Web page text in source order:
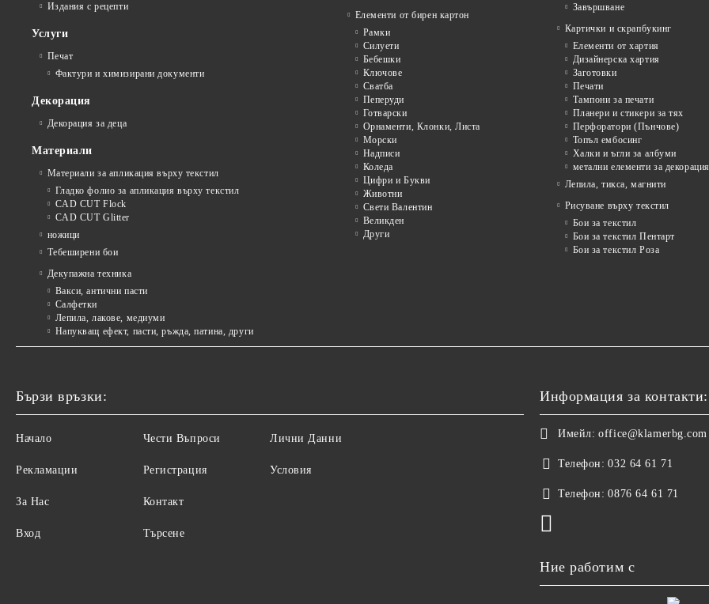
Издания с рецепти
Услуги
Печат
Фактури и химизирани документи
Декорация
Декорация за деца
Материали
Материали за апликация върху текстил
Гладко фолио за апликация върху текстил
CAD CUT Flock
CAD CUT Glitter
ножици
Тебеширени бои
Декупажна техника
Вакси, антични пасти
Салфетки
Лепила, лакове, медиуми
Напукващ ефект, пасти, ръжда, патина, други
Елементи от бирен картон
Рамки
Силуети
Бебешки
Ключове
Сватба
Пеперуди
Готварски
Орнаменти, Клонки, Листа
Морски
Надписи
Коледа
Цифри и Букви
Животни
Свети Валентин
Великден
Други
Завършване
Картички и скрапбукинг
Елементи от хартия
Дизайнерска хартия
Заготовки
Печати
Тампони за печати
Планери и стикери за тях
Перфоратори (Пънчове)
Топъл ембосинг
Халки и ъгли за албуми
метални елементи за декорация
Лепила, тикса, магнити
Рисуване върху текстил
Бои за текстил
Бои за текстил Пентарт
Бои за текстил Роза
Бързи връзки:
Начало
Рекламации
За Нас
Вход
Чести Въпроси
Регистрация
Контакт
Търсене
Лични Данни
Условия
Информация за контакти:
Имейл: office@klamerbg.com
Телефон: 032 64 61 71
Телефон: 0876 64 61 71
Ние работим с